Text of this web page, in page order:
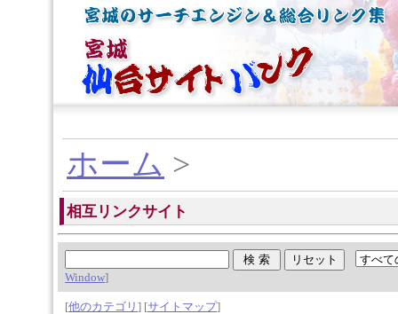
ホーム >
相互リンクサイト
Window]
[他のカテゴリ ] [サイトマップ]